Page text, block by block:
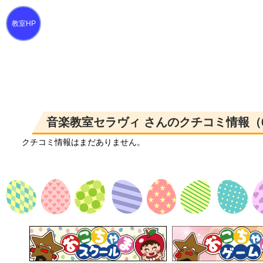
音楽教室セラヴィ さんのクチコミ情報
クチコミ情報はまだありません。